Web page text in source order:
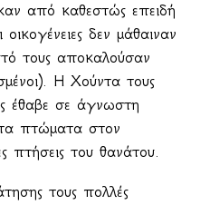
από καθεστώς επειδή
δεν μάθαιναν
τους αποκαλούσαν
Η Χούντα τους
έθαβε σε άγνωστη
πτώματα στον
πτήσεις του θανάτου.
τους πολλές